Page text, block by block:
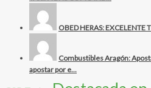
OBED HERAS: EXCELENTE
Combustibles Aragón:
apostar por e...